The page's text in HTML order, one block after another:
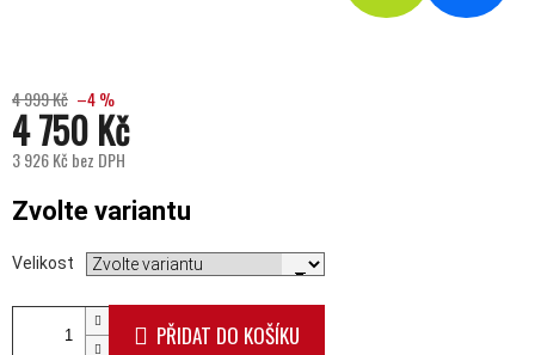
4 999 Kč –4 %
4 750 Kč
3 926 Kč bez DPH
Zvolte variantu
Velikost
PŘIDAT DO KOŠÍKU